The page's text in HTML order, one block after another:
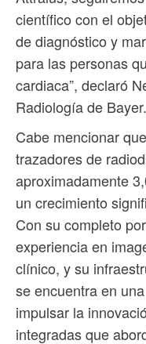
científico con el
de diagnóstico y
para las personas
cardiaca”, declaró
Radiología de Bayer.
Cabe mencionar
trazadores de
aproximadamente
un crecimiento
Con su completo
experiencia en
clínico, y su
se encuentra en
impulsar la
integradas que